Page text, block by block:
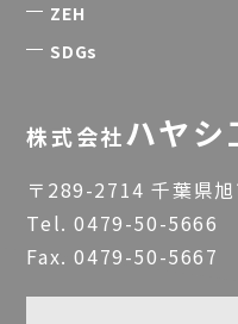
ZEH
SDGs
株式会社ハヤシ
〒289-2714 千葉県
Tel.0479-50-5666
Fax. 0479-50-5667